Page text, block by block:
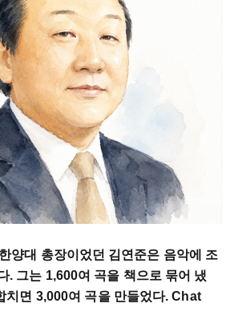
한양대 총장이었던 김연준은 음악에
조
. 그는 1,600여 곡을 책으로 묶어 냈
치면 3,000여 곡을 만들었다. Chat